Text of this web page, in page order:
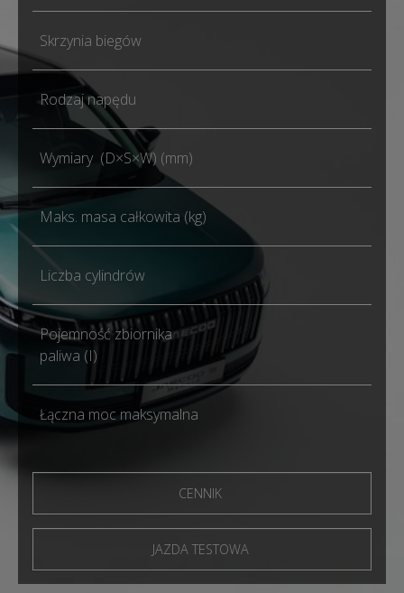
Skrzynia biegów
Rodzaj napędu
Wymiary (D×S×W) (mm)
Maks. masa całkowita (kg)
Liczba cylindrów
Pojemność zbiornika
paliwa (I)
Łączna moc maksymalna
CENNIK
JAZDA TESTOWA